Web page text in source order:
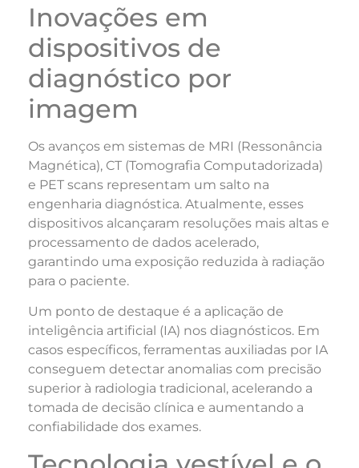
Inovações em
dispositivos de
diagnóstico por
imagem
Os avanços em sistemas de MRI (Ressonância
Magnética), CT (Tomografia Computadorizada)
e PET scans representam um salto na
engenharia diagnóstica. Atualmente, esses
dispositivos alcançaram resoluções mais altas e
processamento de dados acelerado,
garantindo uma exposição reduzida à radiação
para o paciente.
Um ponto de destaque é a aplicação de
inteligência artificial (IA) nos diagnósticos. Em
casos específicos, ferramentas auxiliadas por IA
conseguem detectar anomalias com precisão
superior à radiologia tradicional, acelerando a
tomada de decisão clínica e aumentando a
confiabilidade dos exames.